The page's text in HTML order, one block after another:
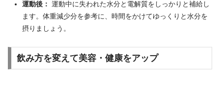
運動後： 運動中に失われた水分と電解質をしっかりと補給し
ます。体重減少分を参考に、時間をかけてゆっくりと水分を
摂りましょう。
飲み方を変えて美容・健康をアップ